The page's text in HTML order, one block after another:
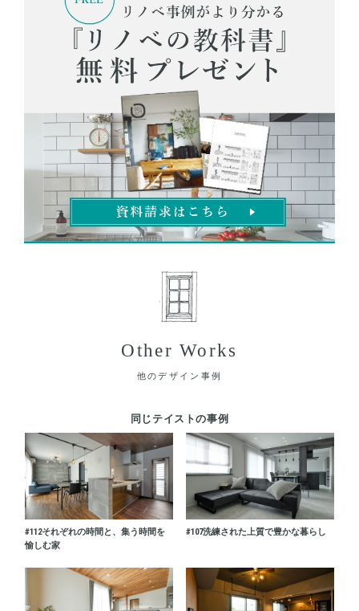
Other Works
他のデザイン事例
同じテイストの事例
#112それぞれの時間と、集う時間を
愉しむ家
#107洗練された上質で豊かな暮らし